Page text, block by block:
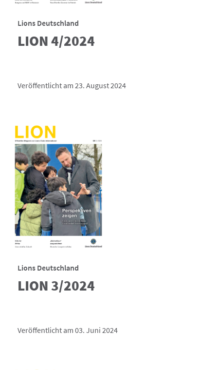
Lions Deutschland
LION 4/2024
Veröffentlicht am 23. August 2024
Lions Deutschland
LION 3/2024
Veröffentlicht am 03. Juni 2024